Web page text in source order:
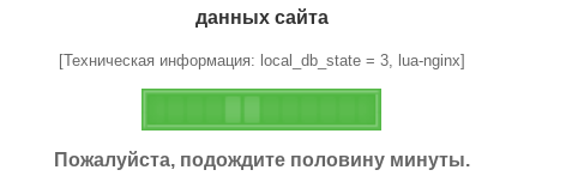
данных сайта
[Техническая информация: local_db_state = 3, lua-nginx]
Пожалуйста, подождите половину минуты.